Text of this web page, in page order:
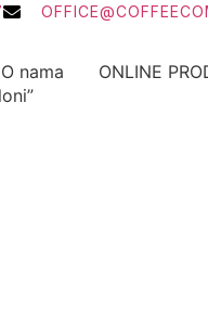
O nama ONLINE